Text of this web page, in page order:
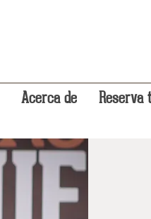
Acerca de Reserva